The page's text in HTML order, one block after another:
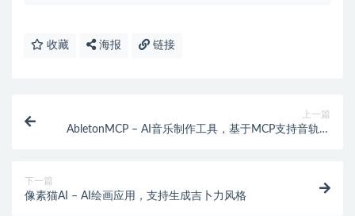
收藏 海报 链接
上一篇
AbletonMCP – AI音乐制作工具，基于MCP支持音轨创
下一篇
像素猫AI – AI绘画应用，支持生成吉卜力风格